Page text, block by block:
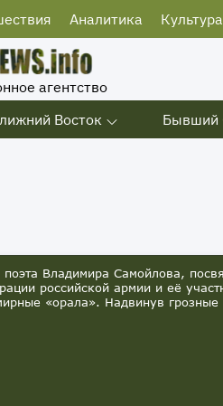
Аналитика Культура
агентство
Восток Бывший
поэта Владимира Самойлова,
российской армии и её
«орала». Надвинув